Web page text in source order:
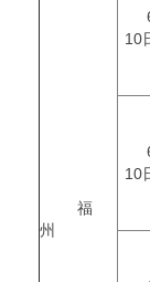
福
州
6
10
6
10